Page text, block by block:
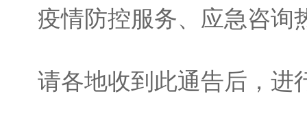
疫情防控服务、应急咨询
请各地收到此通告后，进